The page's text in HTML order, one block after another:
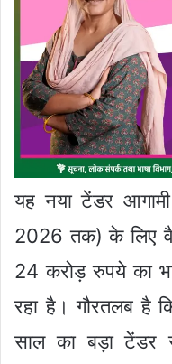
यह नया टेंडर
2026 तक) के लिए
24 करोड़ रुपये का
रहा है। गौरतलब है
साल का बड़ा टेंडर